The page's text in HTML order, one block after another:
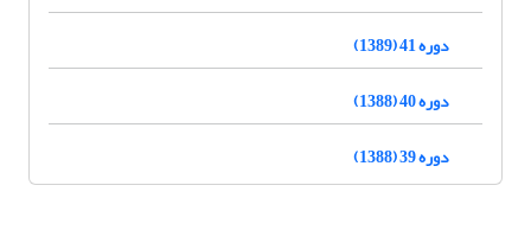
دوره 41 (1389)
دوره 40 (1388)
دوره 39 (1388)